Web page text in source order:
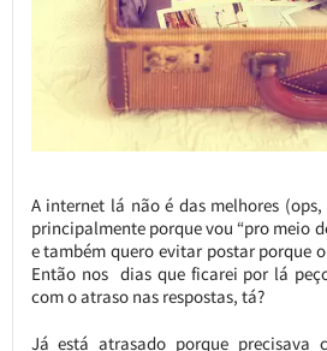
A internet lá não é das melhores
principalmente porque vou “pro meio
e também quero evitar postar porque
Então nos dias que ficarei por lá
com o atraso nas respostas, tá?
Já está atrasado porque precisava